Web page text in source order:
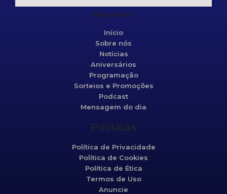
Mapa do site
Início
Sobre nós
Notícias
Aniversários
Programação
Sorteios e Promoções
Podcast
Mensagem do dia
Políticas
Política de Privacidade
Política de Cookies
Política de Ética
Termos de Uso
Anuncie